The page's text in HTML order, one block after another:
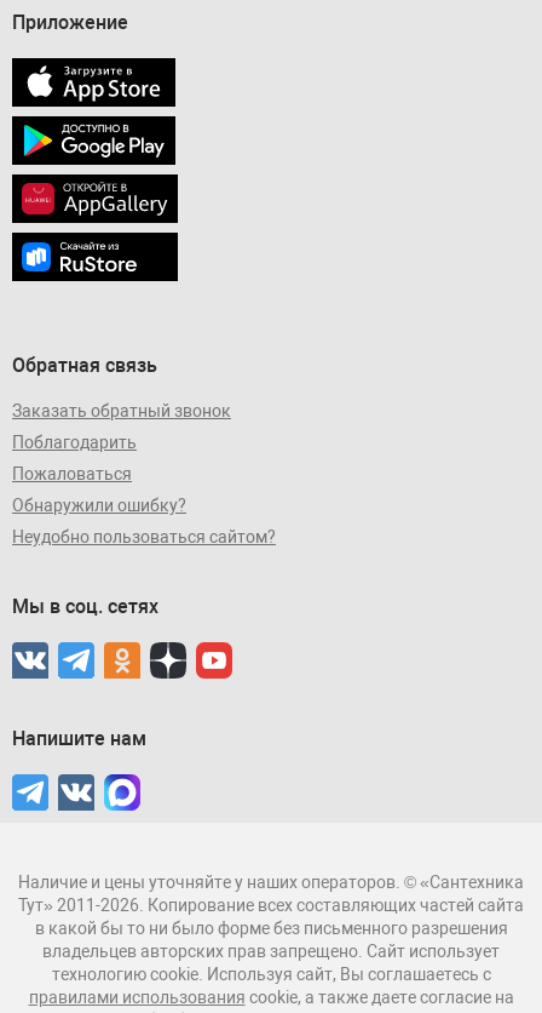
Приложение
Обратная связь
Заказать обратный звонок
Поблагодарить
Пожаловаться
Обнаружили ошибку?
Неудобно пользоваться сайтом?
Мы в соц. сетях
Напишите нам
Наличие и цены уточняйте у наших операторов. © «Сантехника
Тут» 2011-2026. Копирование всех составляющих частей сайта
в какой бы то ни было форме без письменного разрешения
владельцев авторских прав запрещено. Сайт использует
технологию cookie. Используя сайт, Вы соглашаетесь с
правилами использования cookie, а также даете согласие на